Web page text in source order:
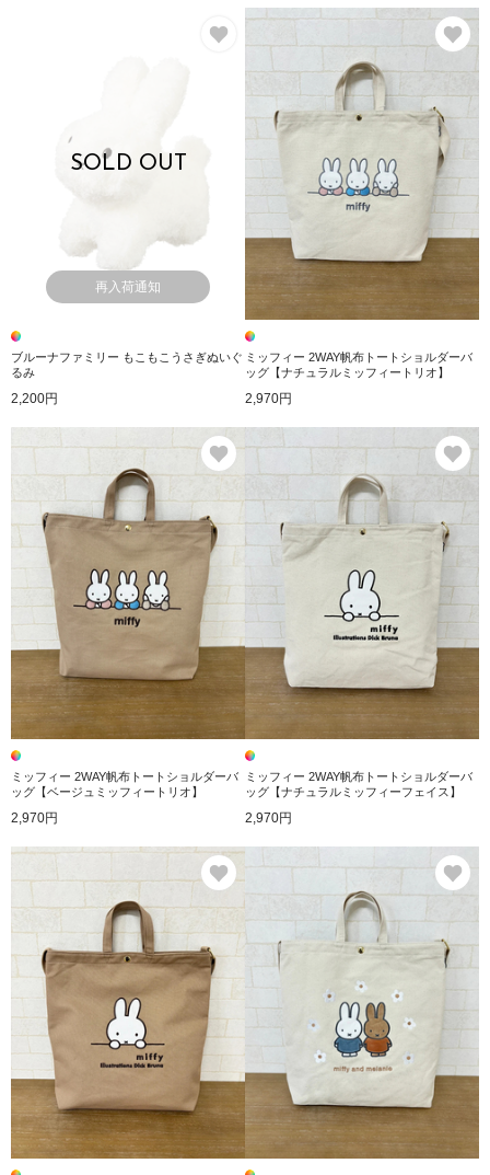
お気に入り
SOLD OUT
再入荷通知
ブルーナファミリー もこもこうさぎぬいぐ
るみ
2,200円
お
ミッフィー 2WAY帆布トートショルダーバ
ッグ【ナチュラルミッフィートリオ】
2,970円
お気に入り
ミッフィー 2WAY帆布トートショルダーバ
ッグ【ベージュミッフィートリオ】
2,970円
ミッフィー 2WAY帆布トートショルダーバ
ッグ【ナチュラルミッフィーフェイス】
2,970円
お気に入り